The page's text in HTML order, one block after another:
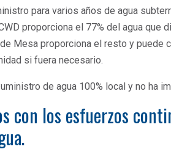
para varios años de agua
proporciona el 77% del agua que
Mesa proporciona el resto y puede
si fuera necesario.
de agua 100% local y no ha
con los esfuerzos